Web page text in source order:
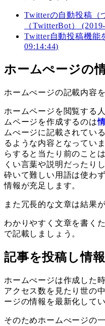
Twitterの自動投稿（
（TwitterBot）
Twitter自動投稿機能
09:14:44)
ホームぺージの
ホームぺージの記載内容
ホームページを閲覧する
ムページを作成するのは
ムぺージに記載されてい
るような内容となってい
らすると当たり前のことは
くい言葉や説明だったり
砕いて難しい用語は使わ
情報が充足します。
また冗長的な文章は結果
わかりやすく文章を書く
で記載しましょう。
記事を投稿し情
ホームぺージは作成した
アクセス数を見たり世の
ージの情報を最新化して
そのためホームぺージの